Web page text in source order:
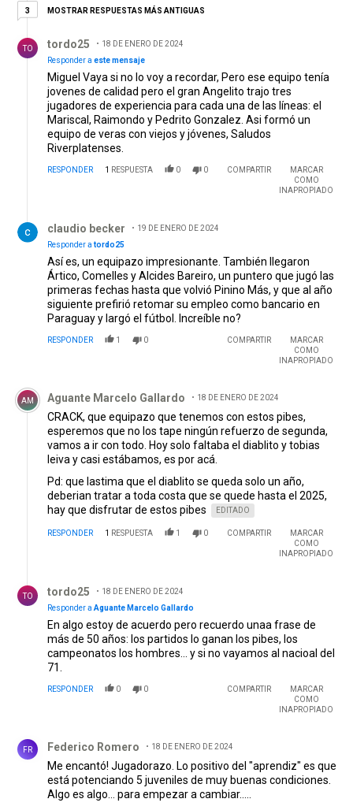
33 respuestas más antiguas
MOSTRAR RESPUESTAS MÁS ANTIGUAS
TO tordo25
18 DE ENERO DE 2024
Responder a este mensaje
Miguel Vaya si no lo voy a recordar, Pero ese equipo tenía
jovenes de calidad pero el gran Angelito trajo tres
jugadores de experiencia para cada una de las líneas: el
Mariscal, Raimondo y Pedrito Gonzalez. Asi formó un
equipo de veras con viejos y jóvenes, Saludos
Riverplatenses.
RESPONDER 1 RESPUESTA 0 0 COMPARTIR
MARCAR
COMO
INAPROPIADO
claudio becker
19 DE ENERO DE 2024
Responder a tordo25
Así es, un equipazo impresionante. También llegaron
Ártico, Comelles y Alcides Bareiro, un puntero que jugó las
primeras fechas hasta que volvió Pinino Más, y que al año
siguiente prefirió retomar su empleo como bancario en
Paraguay y largó el fútbol. Increíble no?
RESPONDER 1 0 COMPARTIR
MARCAR
COMO
INAPROPIADO
Comentario de Aguante Marcelo Gallardo.
AM Aguante Marcelo Gallardo 18 DE ENERO DE 2024
CRACK, que equipazo que tenemos con estos pibes,
esperemos que no los tape ningún refuerzo de segunda,
vamos a ir con todo. Hoy solo faltaba el diablito y tobias
leiva y casi estábamos, es por acá.
Pd: que lastima que el diablito se queda solo un año,
deberian tratar a toda costa que se quede hasta el 2025,
hay que disfrutar de estos pibes
EDITADO
RESPONDER 1 RESPUESTA 1 0 COMPARTIR
MARCAR
COMO
INAPROPIADO
TO tordo25
18 DE ENERO DE 2024
Responder a Aguante Marcelo Gallardo
En algo estoy de acuerdo pero recuerdo unaa frase de
más de 50 años: los partidos lo ganan los pibes, los
campeonatos los hombres... y si no vayamos al nacioal del
71.
RESPONDER 0 0 COMPARTIR
MARCAR
COMO
INAPROPIADO
FR Federico Romero 18 DE ENERO DE 2024
Me encantó! Jugadorazo. Lo positivo del "aprendiz" es que
está potenciando 5 juveniles de muy buenas condiciones.
Algo es algo... para empezar a cambiar.....